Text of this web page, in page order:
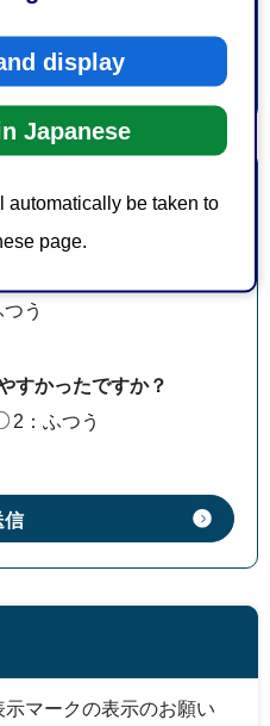
display
Japanese
automatically be taken to
page.
う
すかったですか？
2：ふつう
マークの表示のお願い